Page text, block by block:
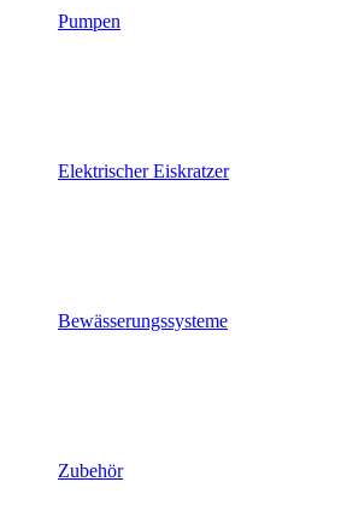
Pumpen
Elektrischer Eiskratzer
Bewässerungssysteme
Zubehör